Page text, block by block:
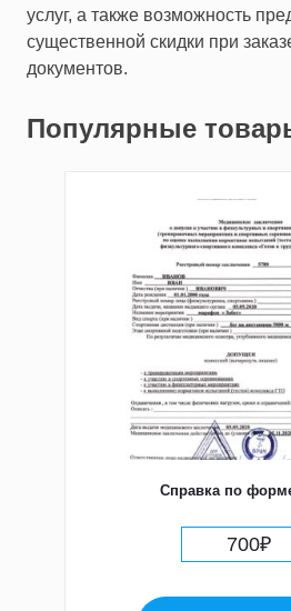
услуг, а также возможность
существенной скидки при
документов.
Популярные
Справка по
700₽